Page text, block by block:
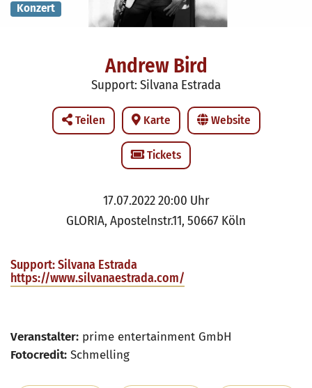
Konzert
Andrew Bird
Support: Silvana Estrada
Teilen Karte Website
Tickets
17.07.2022 20:00 Uhr
GLORIA, Apostelnstr.11, 50667 Köln
Support: Silvana Estrada
https://www.silvanaestrada.com/
Veranstalter: prime entertainment GmbH
Fotocredit: Schmelling